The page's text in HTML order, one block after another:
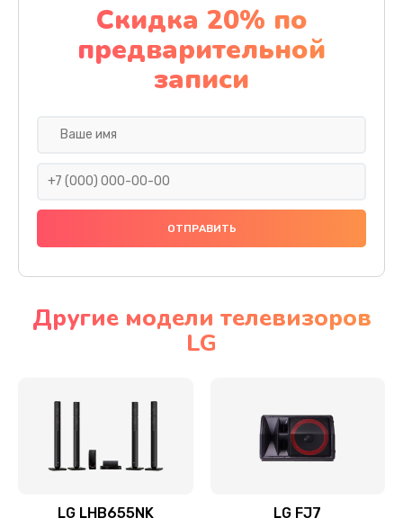
Замена дисплея (экрана)
2000 руб.
Заказать
Ремонт платы электроники
Прошивка
Ремонт механики привода
Ремонт / замена кнопок, клавиш, индикаторов,
Скидка 20% по
предварительной
записи
Другие модели телевизоров
LG
LG LHB655NK LG FJ7